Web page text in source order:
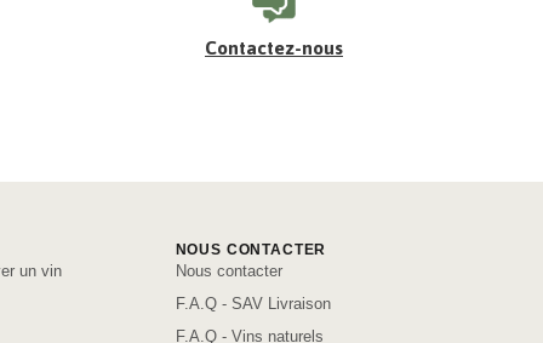
Contactez-nous
un vin
NOUS CONTACTER
Nous contacter
F.A.Q - SAV Livraison
F.A.Q - Vins naturels